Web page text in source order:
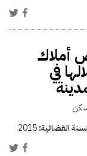
أملاك
في
القضائية:2015